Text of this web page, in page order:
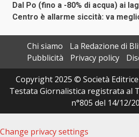
Dal Po (fino a -80% di acqua) ai
Centro è allarme siccità: va
Chi siamo
La Redazione di
Pubblicità
Privacy policy
Copyright 2025 © Società
Testata Giornalistica registrata al
n°805 del 14/12/
Change privacy settings